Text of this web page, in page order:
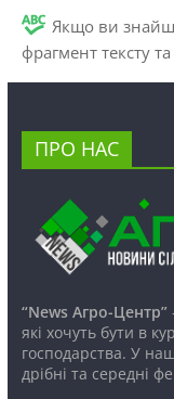
Якщо ви
фрагмент тексту
ПРО НАС
“News Агро-Центр”
які хочуть бути в
господарства. У
дрібні та середні